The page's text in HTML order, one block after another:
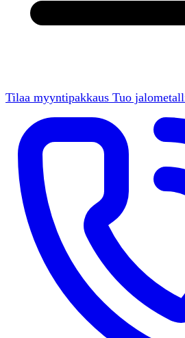
Tilaa myyntipakkaus Tuo